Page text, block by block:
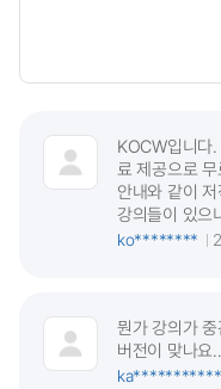
KOCW입니다
료 제공으로
안내와 같이
강의들이 있으
ko********
뭔가 강의가
버전이 맞나요